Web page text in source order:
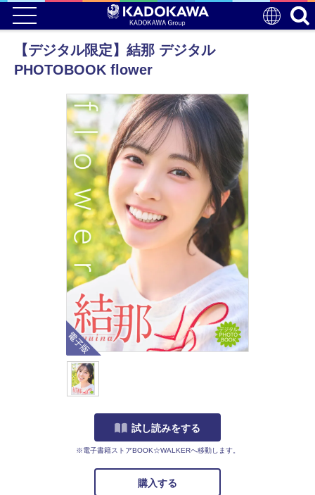
【デジタル限定】結那 デジタル
PHOTOBOOK flower
電子版
試し読みをする
※電子書籍ストアBOOK☆WALKERへ移動します。
購入する